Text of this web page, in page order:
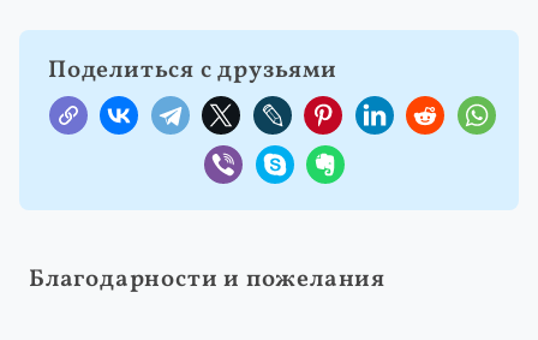
Поделиться с друзьями
Благодарности и пожелания